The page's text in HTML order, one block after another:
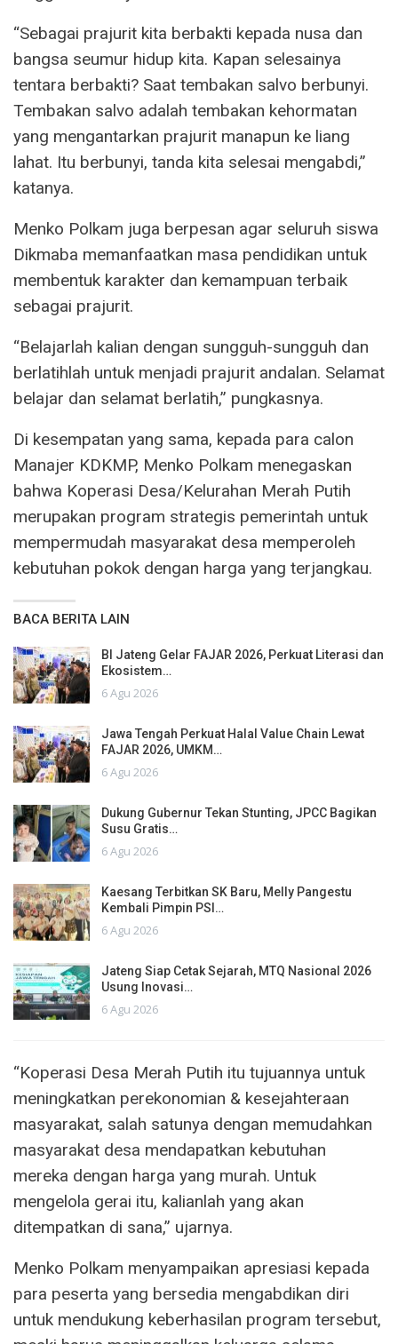
“Sebagai prajurit kita berbakti kepada nusa dan
bangsa seumur hidup kita. Kapan selesainya
tentara berbakti? Saat tembakan salvo berbunyi.
Tembakan salvo adalah tembakan kehormatan
yang mengantarkan prajurit manapun ke liang
lahat. Itu berbunyi, tanda kita selesai mengabdi,”
katanya.
Menko Polkam juga berpesan agar seluruh siswa
Dikmaba memanfaatkan masa pendidikan untuk
membentuk karakter dan kemampuan terbaik
sebagai prajurit.
“Belajarlah kalian dengan sungguh-sungguh dan
berlatihlah untuk menjadi prajurit andalan. Selamat
belajar dan selamat berlatih,” pungkasnya.
Di kesempatan yang sama, kepada para calon
Manajer KDKMP, Menko Polkam menegaskan
bahwa Koperasi Desa/Kelurahan Merah Putih
merupakan program strategis pemerintah untuk
mempermudah masyarakat desa memperoleh
kebutuhan pokok dengan harga yang terjangkau.
BACA BERITA LAIN
BI Jateng Gelar FAJAR 2026, Perkuat Literasi dan
Ekosistem…
6 Agu 2026
Jawa Tengah Perkuat Halal Value Chain Lewat
FAJAR 2026, UMKM…
6 Agu 2026
Dukung Gubernur Tekan Stunting, JPCC Bagikan
Susu Gratis…
6 Agu 2026
Kaesang Terbitkan SK Baru, Melly Pangestu
Kembali Pimpin PSI…
6 Agu 2026
Jateng Siap Cetak Sejarah, MTQ Nasional 2026
Usung Inovasi…
6 Agu 2026
“Koperasi Desa Merah Putih itu tujuannya untuk
meningkatkan perekonomian & kesejahteraan
masyarakat, salah satunya dengan memudahkan
masyarakat desa mendapatkan kebutuhan
mereka dengan harga yang murah. Untuk
mengelola gerai itu, kalianlah yang akan
ditempatkan di sana,” ujarnya.
Menko Polkam menyampaikan apresiasi kepada
para peserta yang bersedia mengabdikan diri
untuk mendukung keberhasilan program tersebut,